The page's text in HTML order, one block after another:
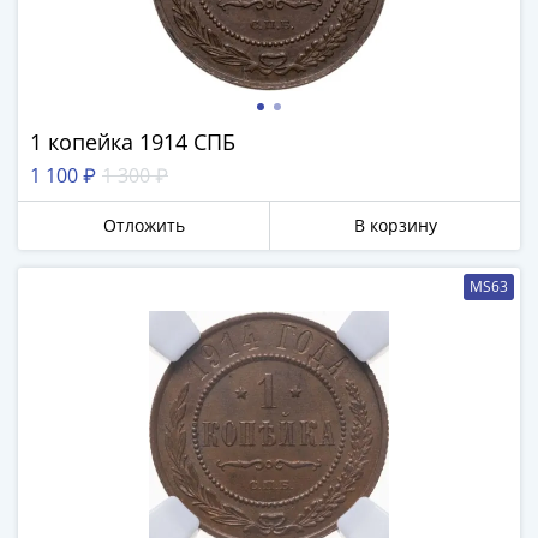
1 копейка 1914 СПБ
1 100 ₽ 1 300 ₽
Отложить В корзину
MS63